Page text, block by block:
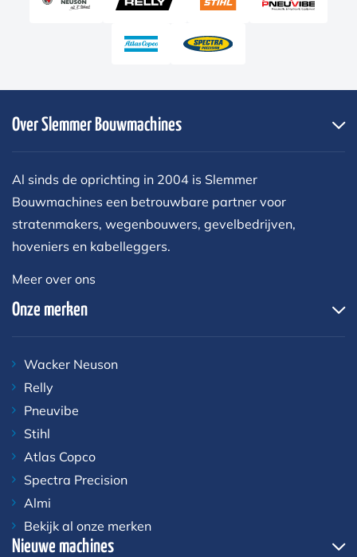
Over Slemmer Bouwmachines
Al sinds de oprichting in 2004 is Slemmer
Bouwmachines een betrouwbare partner voor
stratenmakers, wegenbouwers, gevelbedrijven,
hoveniers en kabelleggers.
Meer over ons
Onze merken
Wacker Neuson
Relly
Pneuvibe
Stihl
Atlas Copco
Spectra Precision
Almi
Bekijk al onze merken
Nieuwe machines